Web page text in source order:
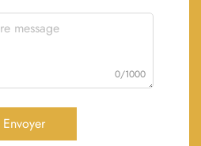
0/1000
Envoyer